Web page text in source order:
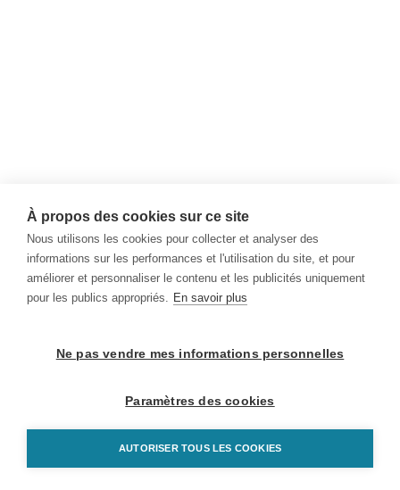
À propos des cookies sur ce site
Nous utilisons les cookies pour collecter et analyser des
informations sur les performances et l'utilisation du site, et pour
améliorer et personnaliser le contenu et les publicités uniquement
pour les publics appropriés. En savoir plus
Ne pas vendre mes informations personnelles
Paramètres des cookies
AUTORISER TOUS LES COOKIES